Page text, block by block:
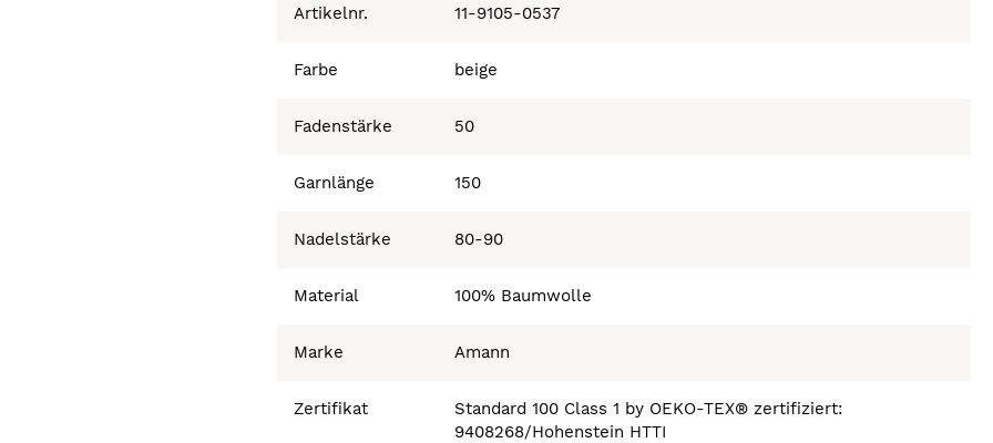
Artikelnr. 11-9105-0537
Farbe beige
Fadenstärke 50
Garnlänge 150
Nadelstärke 80-90
Material 100% Baumwolle
Marke Amann
Zertifikat
Standard 100 Class 1 by OEKO-TEX® zertifiziert:
9408268/Hohenstein HTTI